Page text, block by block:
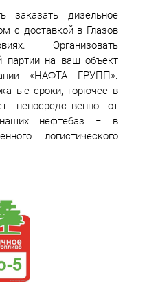
заказать дизельное
с доставкой в Глазов
Организовать
партии на ваш объект
«НАФТА ГРУПП».
сроки, горючее в
непосредственно от
нефтебаз − в
логистического